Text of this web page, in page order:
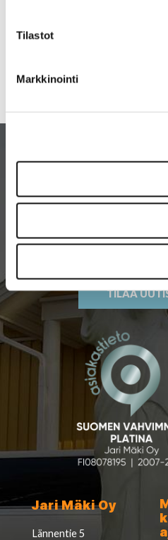
Tilastot
Markkinointi
Welcome to
Store for real
TILAA
Jari Mäki Oy
Lännentie 5